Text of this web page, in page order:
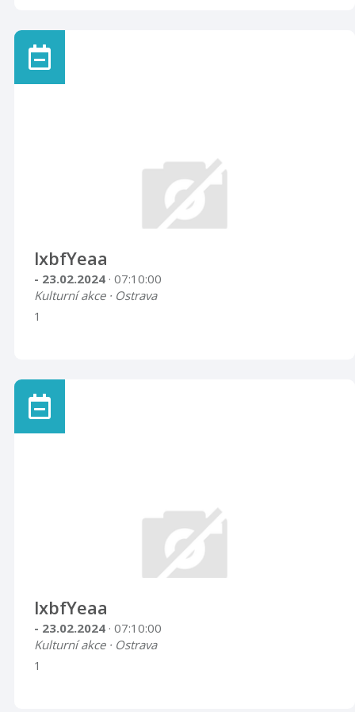
lxbfYeaa
- 23.02.2024 · 07:10:00
Kulturní akce · Ostrava
1
lxbfYeaa
- 23.02.2024 · 07:10:00
Kulturní akce · Ostrava
1